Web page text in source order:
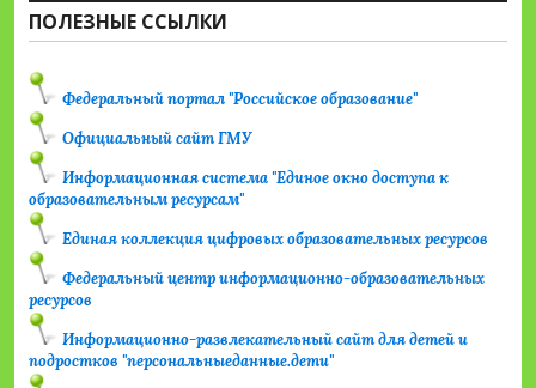
ПОЛЕЗНЫЕ ССЫЛКИ
Федеральный портал "Российское образование"
Официальный сайт ГМУ
Информационная система "Единое окно доступа к
образовательным ресурсам"
Единая коллекция цифровых образовательных ресурсов
Федеральный центр информационно-образовательных
ресурсов
Информационно-развлекательный сайт для детей и
подростков "персональныеданные.дети"